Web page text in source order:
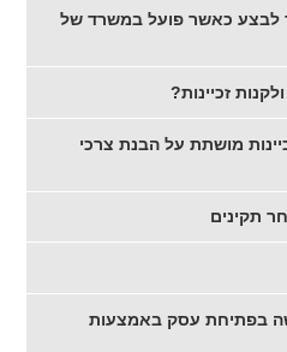
לבצע כאשר פועל במשרד של
זכיינות?
מושתת על הבנת צרכי
תקינים
בפתיחת עסק באמצעות